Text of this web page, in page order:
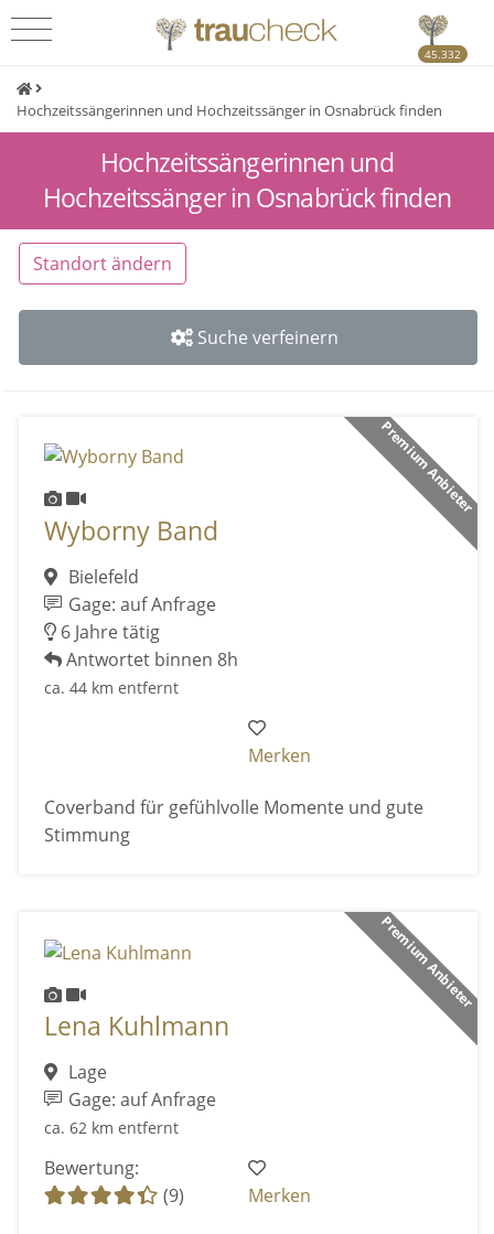
45.332
Hochzeitssängerinnen und Hochzeitssänger in Osnabrück finden
Hochzeitssängerinnen und
Hochzeitssänger in Osnabrück finden
Standort ändern
Suche verfeinern
Premium Anbieter
Wyborny Band
Bielefeld
Gage: auf Anfrage
6 Jahre tätig
Antwortet binnen 8h
ca. 44 km entfernt
Merken
Coverband für gefühlvolle Momente und gute
Stimmung
Premium Anbieter
Lena Kuhlmann
Lage
Gage: auf Anfrage
ca. 62 km entfernt
Bewertung:
(9)
Merken